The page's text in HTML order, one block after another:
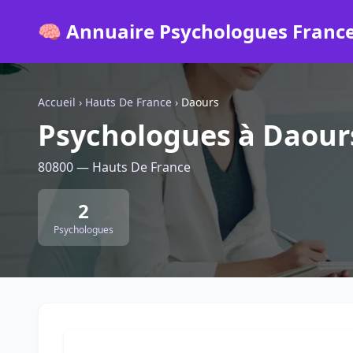
🧠 Annuaire Psychologues
Accueil › Hauts De France › Daours
Psychologues à
80800 — Hauts De France
2
Psychologues